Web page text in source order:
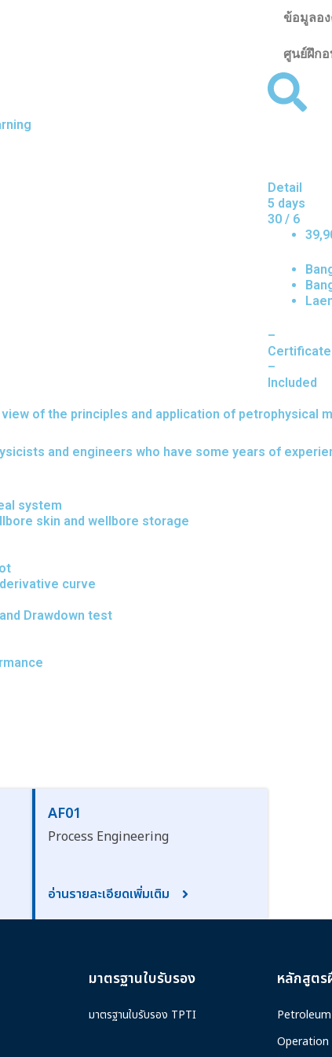
ข้อมูลอ
ศูนย์ฝึก
Detail
5 days
30 / 6
–
Certificate
–
Included
of the principles and application of petrophysical
and engineers who have some years of
system
skin and wellbore storage
curve
Drawdown test
AF01
Process Engineering
อ่านรายละเอียดเพิ่มเติม
มาตรฐานใบรับรอง
มาตรฐานใบรับรอง TPTI
หลักสูตร
Operation